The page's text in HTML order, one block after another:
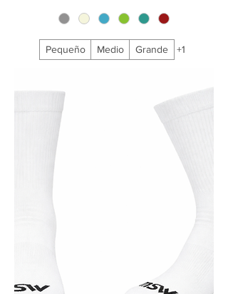
Pequeño Medio Grande +1